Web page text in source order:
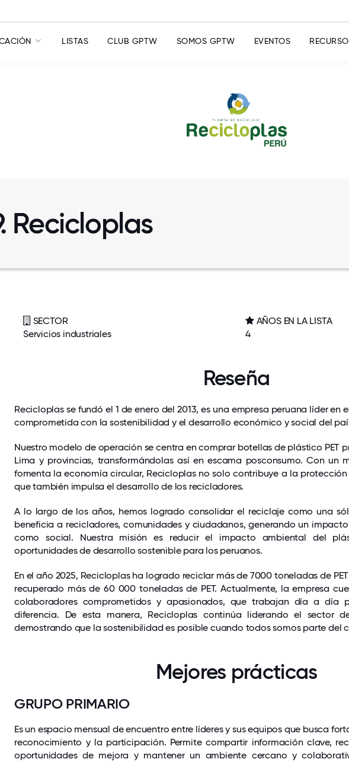
LISTAS CLUB GPTW SOMOS GPTW EVENTOS
Recicloplas
SECTOR
Servicios industriales
AÑOS EN LA LISTA
4
Reseña
Recicloplas se fundó el 1 de enero del 2013, es una empresa peruana líder en
comprometida con la sostenibilidad y el desarrollo económico y social del
Nuestro modelo de operación se centra en comprar botellas de plástico PET
Lima y provincias, transformándolas así en escama posconsumo. Con un
fomenta la economía circular, Recicloplas no solo contribuye a la
que también impulsa el desarrollo de los recicladores.
A lo largo de los años, hemos logrado consolidar el reciclaje como una
beneficia a recicladores, comunidades y ciudadanos, generando un
como social. Nuestra misión es reducir el impacto ambiental del
oportunidades de desarrollo sostenible para los peruanos.
En el año 2025, Recicloplas ha logrado reciclar más de 7000 toneladas de
recuperado más de 60 000 toneladas de PET. Actualmente, la empresa
colaboradores comprometidos y apasionados, que trabajan día a día
diferencia. De esta manera, Recicloplas continúa liderando el sector
demostrando que la sostenibilidad es posible cuando todos somos parte del
Mejores prácticas
GRUPO PRIMARIO
Es un espacio mensual de encuentro entre líderes y sus equipos que busca
reconocimiento y la participación. Permite compartir información clave,
oportunidades de mejora y mantener un ambiente cercano y